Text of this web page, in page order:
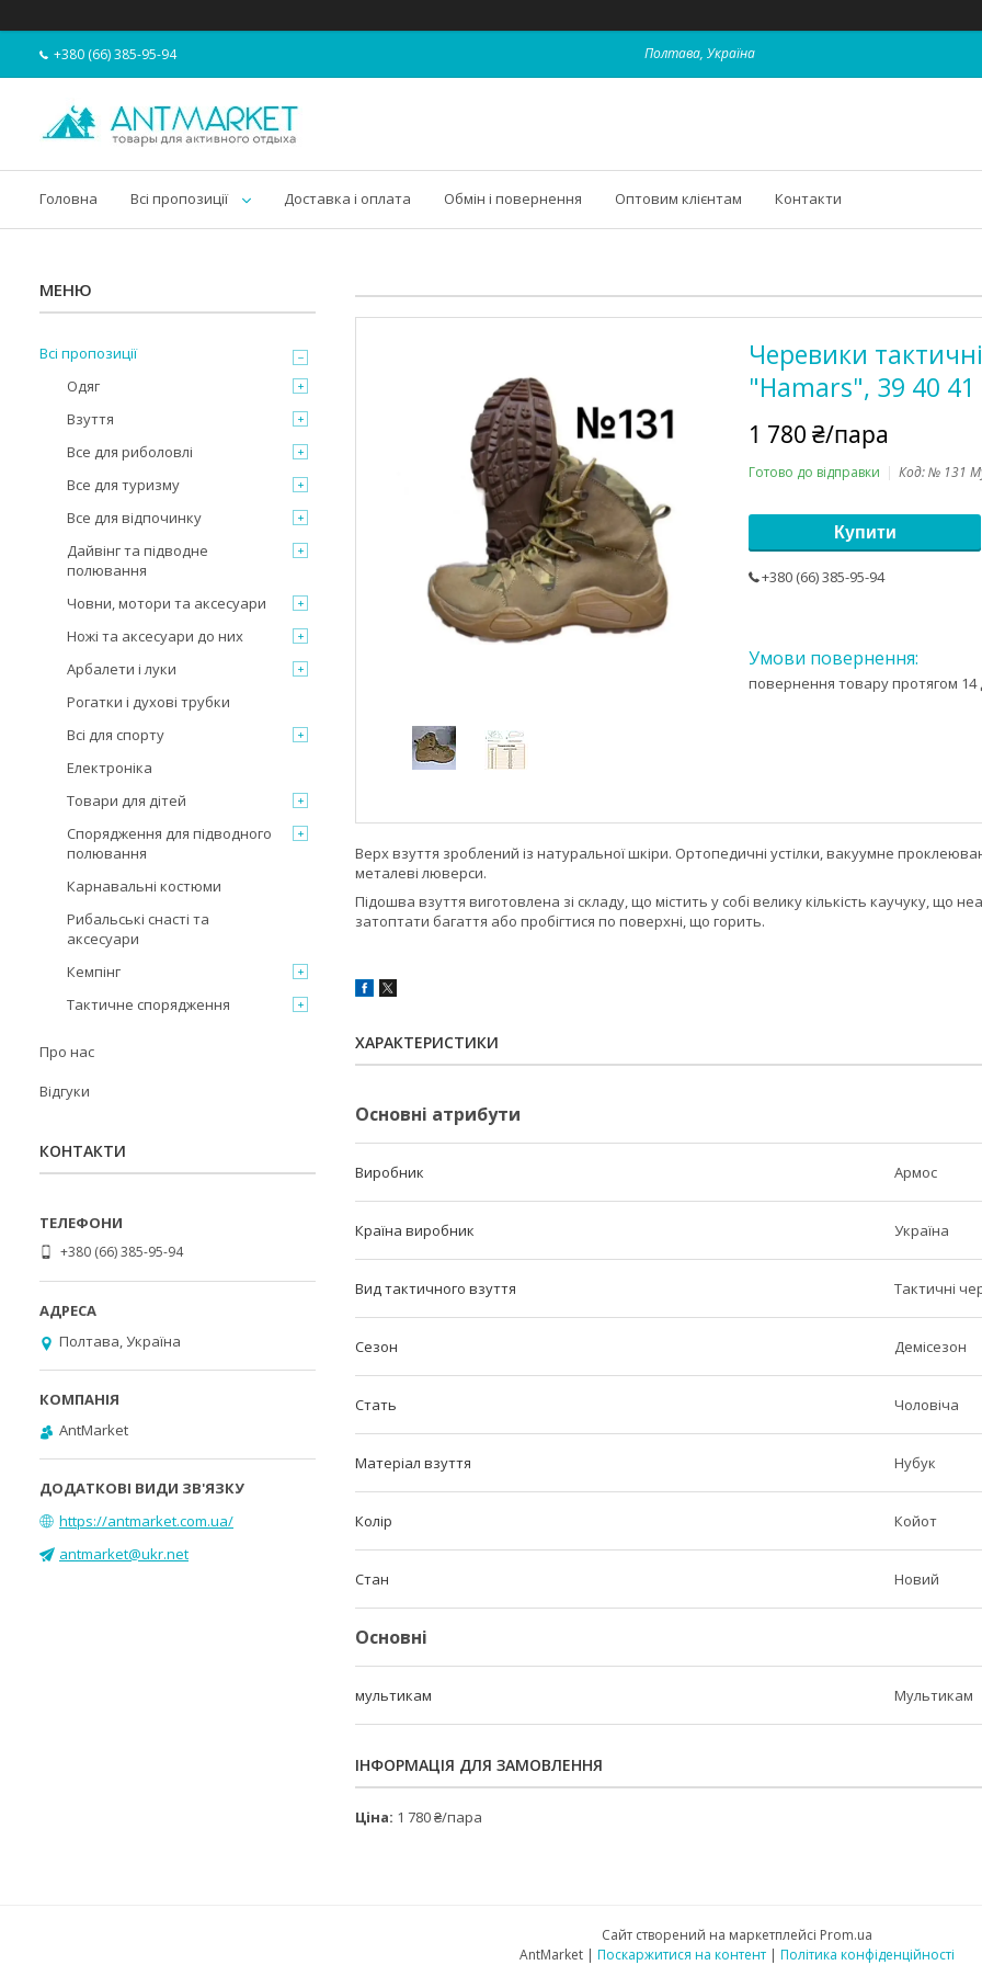
+380 (66) 385-95-94 Полтава, Україна
Головна Всі пропозиції Доставка і оплата Обмін і повернення Оптовим клієнтам Контакти
Черевики
"Hamars", 39 40
1 780 ₴/пара
Готово до відправки Код:№ 131
Купити
+380 (66) 385-95-94
повернення товару протягом 14
Верх взуття зроблений із натуральної шкіри. Ортопедичні устілки, вакуумне
металеві люверси.
Підошва взуття виготовлена зі складу, що містить у собі велику кількість каучуку, що
затоптати багаття або пробігтися по поверхні, що горить.
ХАРАКТЕРИСТИКИ
Основні атрибути
Виробник Армос
Країна виробник Україна
Вид тактичного взуття Тактичні
Сезон Демісезон
Стать Чоловіча
Матеріал взуття Нубук
Колір Койот
Стан Новий
Основні
мультикам Мультикам
ІНФОРМАЦІЯ ДЛЯ ЗАМОВЛЕННЯ
Ціна: 1 780 ₴/пара
Всі пропозиції
Одяг
Взуття
Все для риболовлі
Все для туризму
Все для відпочинку
Дайвінг та підводне
полювання
Човни, мотори та аксесуари
Ножі та аксесуари до них
Арбалети і луки
Рогатки і духові трубки
Всі для спорту
Електроніка
Товари для дітей
Спорядження для підводного
полювання
Карнавальні костюми
Рибальські снасті та
аксесуари
Кемпінг
Тактичне спорядження
Про нас
Відгуки
КОНТАКТИ
+380 (66) 385-95-94
Полтава, Україна
AntMarket
https://antmarket.com.ua/
antmarket@ukr.net
Сайт створений на маркетплейсі Prom.ua
AntMarket | Поскаржитися на контент | Політика конфіденційності